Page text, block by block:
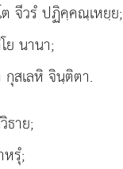
จีวรํ ปฏิคฺคณฺเหยฺย;
ย นานา;
สเลหิ จินฺติตา.
ธาย;
รุํ;